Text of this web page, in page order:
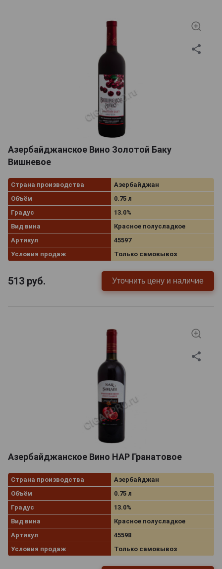
Азербайджанское Вино Золотой Баку
Вишневое
Страна производства
Азербайджан
Объём
0.75 л
Градус
13.0%
Вид вина
Красное полусладкое
Артикул
45597
Условия продаж
Только самовывоз
513 руб. Уточнить цену и наличие
Азербайджанское Вино НАР Гранатовое
Страна производства
Азербайджан
Объём
0.75 л
Градус
13.0%
Вид вина
Красное полусладкое
Артикул
45598
Условия продаж
Только самовывоз